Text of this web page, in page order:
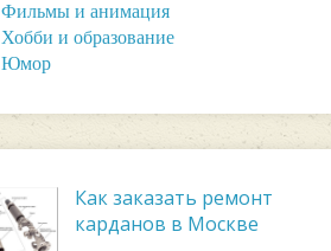
Фильмы и анимация
Хобби и образование
Юмор
Как заказать ремонт
карданов в Москве